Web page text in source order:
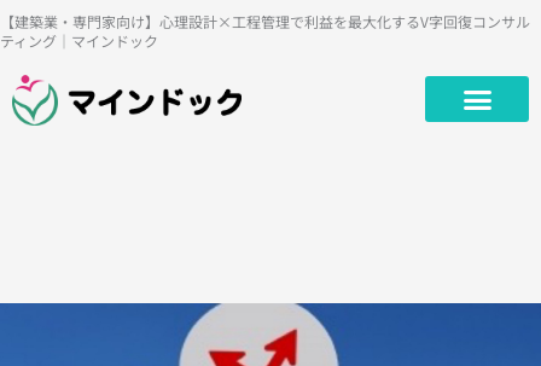
内
容
を
ス
【建築業・専門家向け】心理設計×工程管理で利益を最大化するV字回復コンサル
ティング｜マインドック